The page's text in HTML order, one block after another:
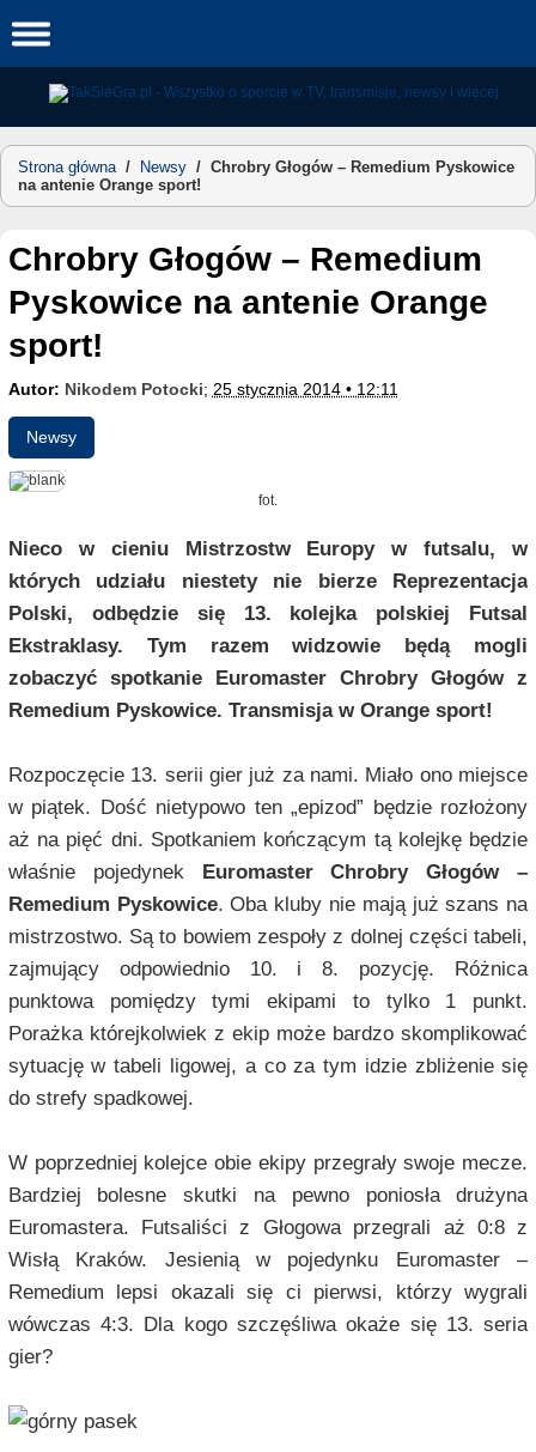
to
Strona główna/ Newsy / Chrobry Głogów – Remedium Pyskowice
na antenie Orange sport!
Chrobry Głogów – Remedium
Pyskowice na antenie Orange
sport!
Autor: Nikodem Potocki; 25 stycznia 2014 • 12:11
Newsy
fot.
Nieco w cieniu Mistrzostw Europy w futsalu, w
których udziału niestety nie bierze Reprezentacja
Polski, odbędzie się 13. kolejka polskiej Futsal
Ekstraklasy. Tym razem widzowie będą mogli
zobaczyć spotkanie Euromaster Chrobry Głogów z
Remedium Pyskowice. Transmisja w Orange sport!
Rozpoczęcie 13. serii gier już za nami. Miało ono miejsce
w piątek. Dość nietypowo ten „epizod” będzie rozłożony
aż na pięć dni. Spotkaniem kończącym tą kolejkę będzie
właśnie pojedynek
Euromaster Chrobry Głogów –
Remedium Pyskowice. Oba kluby nie mają już szans na
mistrzostwo. Są to bowiem zespoły z dolnej części tabeli,
zajmujący odpowiednio 10. i 8. pozycję. Różnica
punktowa pomiędzy tymi ekipami to tylko 1 punkt.
Porażka którejkolwiek z ekip może bardzo skomplikować
sytuację w tabeli ligowej, a co za tym idzie zbliżenie się
do strefy spadkowej.
W poprzedniej kolejce obie ekipy przegrały swoje mecze.
Bardziej bolesne skutki na pewno poniosła drużyna
Euromastera. Futsaliści z Głogowa przegrali aż 0:8 z
Wisłą Kraków. Jesienią w pojedynku Euromaster –
Remedium lepsi okazali się ci pierwsi, którzy wygrali
wówczas 4:3. Dla kogo szczęśliwa okaże się 13. seria
gier?